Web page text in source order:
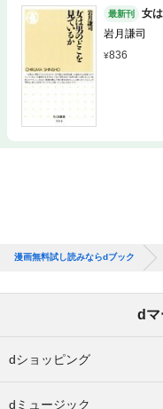
最新刊
女
岩月謙司
836
漫画無料試し読みならdブック
dマ
dショッピング
dミュージック